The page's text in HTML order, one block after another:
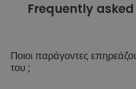
Frequently
Ποιοι παράγοντες
του ;